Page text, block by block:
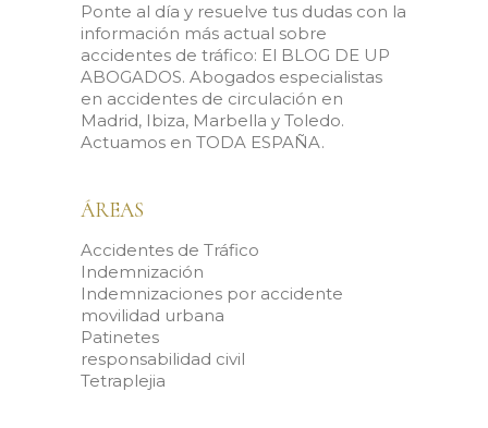
Ponte al día y resuelve tus dudas con la
información más actual sobre
accidentes de tráfico: El BLOG DE UP
ABOGADOS. Abogados especialistas
en accidentes de circulación en
Madrid, Ibiza, Marbella y Toledo.
Actuamos en TODA ESPAÑA.
ÁREAS
Accidentes de Tráfico
Indemnización
Indemnizaciones por accidente
movilidad urbana
Patinetes
responsabilidad civil
Tetraplejia